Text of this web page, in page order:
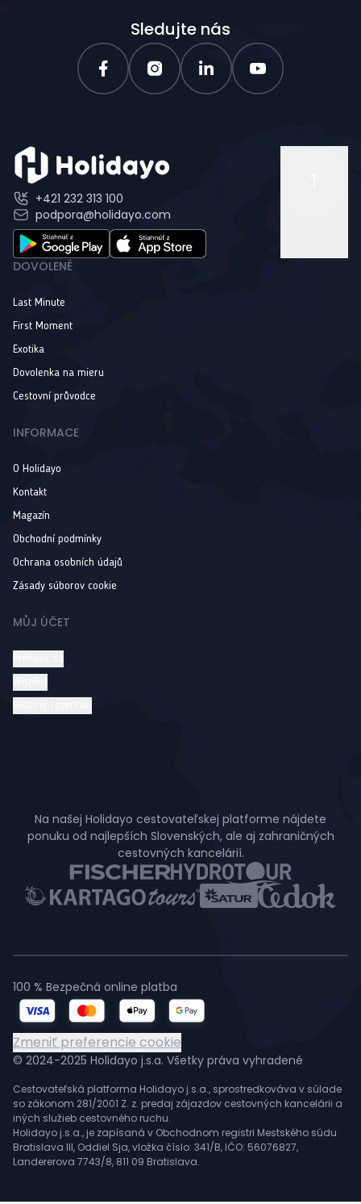
Sledujte nás
+421 232 313 100
podpora@holidayo.com
DOVOLENÉ
Last Minute
First Moment
Exotika
Dovolenka na mieru
Cestovní průvodce
INFORMACE
O Holidayo
Kontakt
Magazín
Obchodní podmínky
Ochrana osobních údajů
Zásady súborov cookie
MŮJ ÚČET
Na našej Holidayo cestovateľskej platforme nájdete
ponuku od najlepších Slovenských, ale aj zahraničných
cestovných kancelárií.
© 2024-2025 Holidayo j.s.a. Všetky práva vyhradené
Cestovateľská platforma Holidayo j.s.a., sprostredkováva v súlade
so zákonom 281/2001 Z. z. predaj zájazdov cestovných kancelárii a
iných služieb cestovného ruchu.
Holidayo j.s.a., je zapísaná v Obchodnom registri Mestského súdu
Bratislava III, Oddiel Sja, vložka číslo: 341/B, IČO: 56076827,
Landererova 7743/8, 811 09 Bratislava.
100 % Bezpečná online platba
Zmeniť preferencie cookie